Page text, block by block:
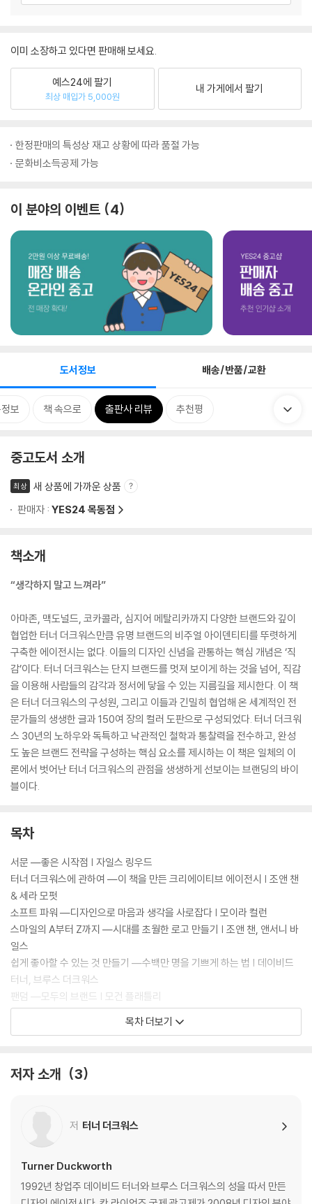
이미 소장하고 있다면 판매해 보세요.
예스24에 팔기
최상 매입가 5,000원
내 가게에서 팔기
한정판매의 특성상 재고 상황에 따라 품절 가능
문화비소득공제 가능
이 분야의 이벤트 4
도서정보 배송/반품/교환
보 책 속으로 출판사 리뷰 추천평
중고도서 소개
최상
새 상품에 가까운 상품
판매자 : YES24 목동점
책소개
“생각하지 말고 느껴라”
아마존, 맥도널드, 코카콜라, 심지어 메탈리카까지 다양한 브랜드와 깊이
협업한 터너 더크워스만큼 유명 브랜드의 비주얼 아이덴티티를 뚜렷하게
구축한 에이전시는 없다. 이들의 디자인 신념을 관통하는 핵심 개념은 ‘직
감’이다. 터너 더크워스는 단지 브랜드를 멋져 보이게 하는 것을 넘어, 직감
을 이용해 사람들의 감각과 정서에 닿을 수 있는 지름길을 제시한다. 이 책
은 터너 더크워스의 구성원, 그리고 이들과 긴밀히 협업해 온 세계적인 전
문가들의 생생한 글과 150여 장의 컬러 도판으로 구성되었다. 터너 더크워
스 30년의 노하우와 독특하고 낙관적인 철학과 통찰력을 전수하고, 완성
도 높은 브랜드 전략을 구성하는 핵심 요소를 제시하는 이 책은 일체의 이
론에서 벗어난 터너 더크워스의 관점을 생생하게 선보이는 브랜딩의 바이
블이다.
목차
서문 ―좋은 시작점 | 자일스 링우드
터너 더크워스에 관하여 ―이 책을 만든 크리에이티브 에이전시 | 조앤 챈
& 세라 모펏
소프트 파워 ―디자인으로 마음과 생각을 사로잡다 | 모이라 컬런
스마일의 A부터 Z까지 ―시대를 초월한 로고 만들기 | 조앤 챈, 앤서니 바
일스
쉽게 좋아할 수 있는 것 만들기 ―수백만 명을 기쁘게 하는 법 | 데이비드
터너, 브루스 더크워스
팬덤 ―모두의 브랜드 | 모건 플래틀리
용감한 창의성 ―대담한 사고에서 시작된 훌륭한 디자인 | 린다 리
진심을 다하는 것 ―전설의 메탈 밴드 브랜딩하기 | 제이미 매카시
여기에 무언가 숨겨져 있다 ―혼돈 속에 숨겨진 질서 | 세라 모펏
당신이 아니라, 그들 ―상호 작용하는 관계 구축 | 대니얼 다시
중요한 것은 마음 ―선물의 좋은 사례 | 앤디 배런
사진 에세이 ―시각적 인터미션 | 스탠 뮤질렉
사람들이 사랑하는 마케팅 ―디자인의 중요성 | 제시카 스펜스
목차 더보기
저자 소개 3
저 터너 더크워스
Turner Duckworth
1992년 창업주 데이비드 터너와 브루스 더크워스의 성을 따서 만든